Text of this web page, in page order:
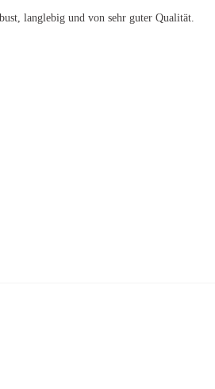
langlebig und von sehr guter Qualität.